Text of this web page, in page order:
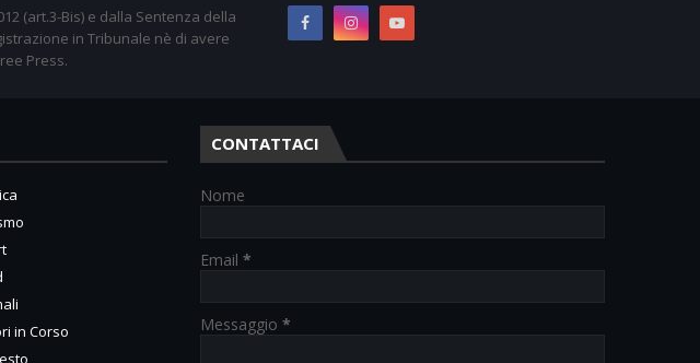
(art.3-Bis) e dalla Sentenza della
in Tribunale nè di avere
Press.
in Corso
CONTATTACI
Nome
Email *
Messaggio *